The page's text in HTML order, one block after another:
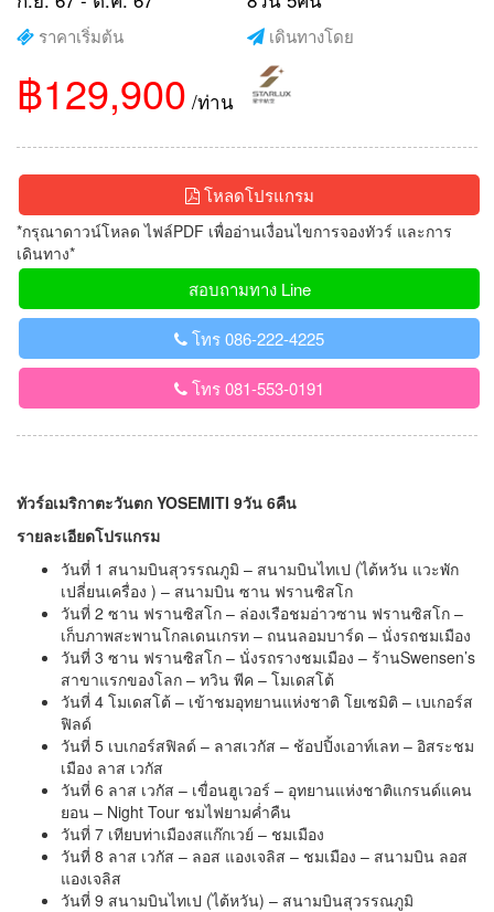
ราคาเริ่มต้น
฿129,900 /ท่าน
เดินทางโดย
โหลดโปรแกรม
*กรุณาดาวน์โหลด ไฟล์PDF เพื่ออ่านเงื่อนไขการจองทัวร์ และการ
เดินทาง*
สอบถามทาง Line
โทร 086-222-4225
โทร 081-553-0191
ทัวร์อเมริกาตะวันตก YOSEMITI 9วัน 6คืน
รายละเอียดโปรแกรม
วันที่ 1 สนามบินสุวรรณภูมิ – สนามบินไทเป (ไต้หวัน แวะพัก
เปลี่ยนเครื่อง ) – สนามบิน ซาน ฟรานซิสโก
วันที่ 2 ซาน ฟรานซิสโก – ล่องเรือชมอ่าวซาน ฟรานซิสโก –
เก็บภาพสะพานโกลเดนเกรท – ถนนลอมบาร์ด – นั่งรถชมเมือง
วันที่ 3 ซาน ฟรานซิสโก – นั่งรถรางชมเมือง – ร้านSwensen’s
สาขาแรกของโลก – ทวิน พีค – โมเดสโต้
วันที่ 4 โมเดสโต้ – เข้าชมอุทยานแห่งชาติ โยเซมิติ – เบเกอร์ส
ฟิลด์
วันที่ 5 เบเกอร์สฟิลด์ – ลาสเวกัส – ช้อปปิ้งเอาท์เลท – อิสระชม
เมือง ลาส เวกัส
วันที่ 6 ลาส เวกัส – เขื่อนฮูเวอร์ – อุทยานแห่งชาติแกรนด์แคน
ยอน – Night Tour ชมไฟยามค่ำคืน
วันที่ 7 เทียบท่าเมืองสแก๊กเวย์ – ชมเมือง
วันที่ 8 ลาส เวกัส – ลอส แองเจลิส – ชมเมือง – สนามบิน ลอส
แองเจลิส
วันที่ 9 สนามบินไทเป (ไต้หวัน) – สนามบินสุวรรณภูมิ